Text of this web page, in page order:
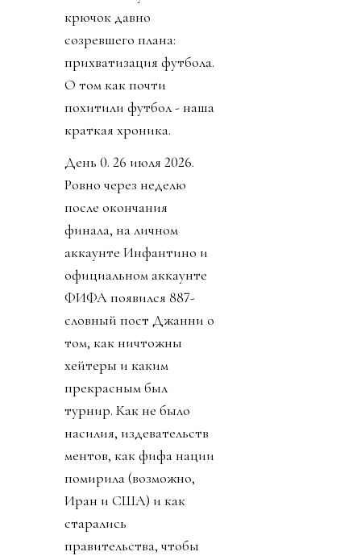
крючок давно
созревшего плана:
прихватизация футбола.
О том как почти
похитили футбол - наша
краткая хроника.
День 0. 26 июля 2026.
Ровно через неделю
после окончания
финала, на личном
аккаунте Инфантино и
официальном аккаунте
ФИФА появился 887-
словный пост Джанни о
том, как ничтожны
хейтеры и каким
прекрасным был
турнир. Как не было
насилия, издевательств
ментов, как фифа нации
помирила (возможно,
Иран и США) и как
старались
правительства, чтобы